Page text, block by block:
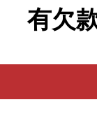
有欠